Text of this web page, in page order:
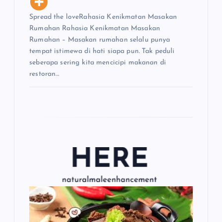
Spread the loveRahasia Kenikmatan Masakan
Rumahan Rahasia Kenikmatan Masakan
Rumahan – Masakan rumahan selalu punya
tempat istimewa di hati siapa pun. Tak peduli
seberapa sering kita mencicipi makanan di
restoran…